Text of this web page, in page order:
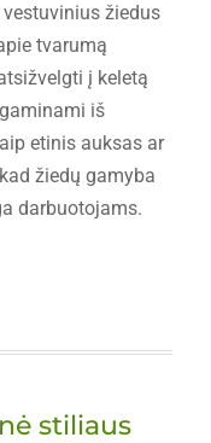
žiedus
tvarumą
į keletą
iš
etinis auksas ar
žiedų gamyba
darbuotojams.
stiliaus